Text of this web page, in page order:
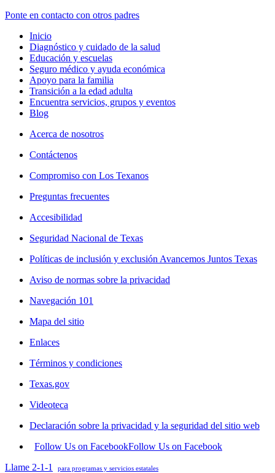
Ponte en contacto con otros padres
Inicio
Diagnóstico y cuidado de la salud
Educación y escuelas
Seguro médico y ayuda económica
Apoyo para la familia
Transición a la edad adulta
Encuentra servicios, grupos y eventos
Blog
Acerca de nosotros
Contáctenos
Compromiso con Los Texanos
Preguntas frecuentes
Accesibilidad
Seguridad Nacional de Texas
Políticas de inclusión y exclusión Avancemos Juntos Texas
Aviso de normas sobre la privacidad
Navegación 101
Mapa del sitio
Enlaces
Términos y condiciones
Texas.gov
Videoteca
Declaración sobre la privacidad y la seguridad del sitio web
Follow Us on FacebookFollow Us on Facebook
Llame 2-1-1
para programas y servicios estatales